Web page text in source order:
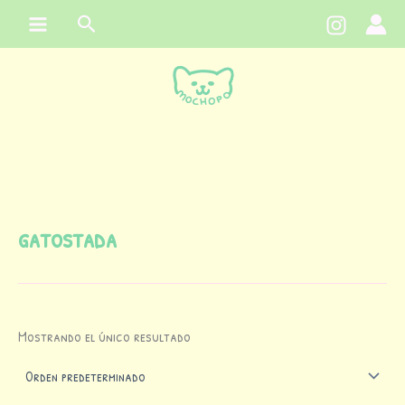
Buscar
gatostada
Mostrando el único resultado